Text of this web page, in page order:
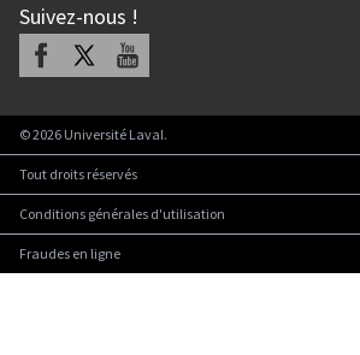
Suivez-nous !
Facebook Youtube
©2026 Université Laval.
Tout droits réservés
Conditions générales d'utilisation
Fraudes en ligne